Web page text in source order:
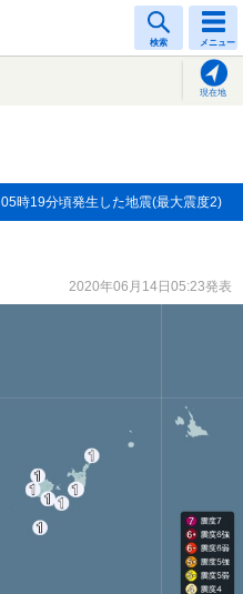
検索 メニュー
現在地
05時19分頃発生した地震(最大震度2)
2020年06月14日05:23発表